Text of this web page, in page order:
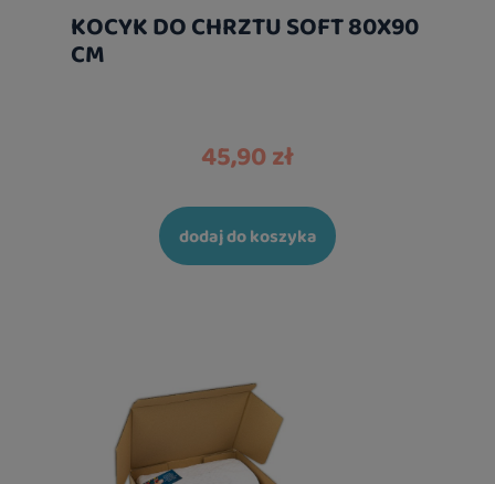
KOCYK DO CHRZTU SOFT 80X90
CM
45,90 zł
dodaj do koszyka